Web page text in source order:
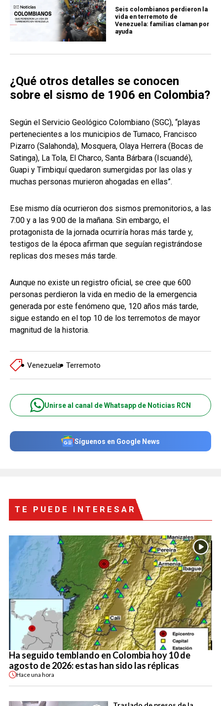
Seis colombianos perdieron la
vida en terremoto de
Venezuela: familias claman por
ayuda
¿Qué otros detalles se conocen
sobre el sismo de 1906 en Colombia?
Según el Servicio Geológico Colombiano (SGC), “playas
pertenecientes a los municipios de Tumaco, Francisco
Pizarro (Salahonda), Mosquera, Olaya Herrera (Bocas de
Satinga), La Tola, El Charco, Santa Bárbara (Iscuandé),
Guapi y Timbiquí quedaron sumergidas por las olas y
muchas personas murieron ahogadas en ellas”.
Ese mismo día ocurrieron dos sismos premonitorios, a las
7:00 y a las 9:00 de la mañana. Sin embargo, el
protagonista de la jornada ocurriría horas más tarde y,
testigos de la época afirman que seguían registrándose
replicas dos meses más tarde.
Aunque no existe un registro oficial, se cree que 600
personas perdieron la vida en medio de la emergencia
generada por este fenómeno que, 120 años más tarde,
sigue estando en el top 10 de los terremotos de mayor
magnitud de la historia.
Venezuela Terremoto
Unirse al canal de Whatsapp de Noticias RCN
Síguenos en Google News
TE PUEDE INTERESAR
Ha seguido temblando en Colombia hoy 10 de
agosto de 2026: estas han sido las réplicas
Haceuna hora